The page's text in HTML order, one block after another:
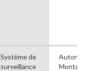
Système de
surveillance